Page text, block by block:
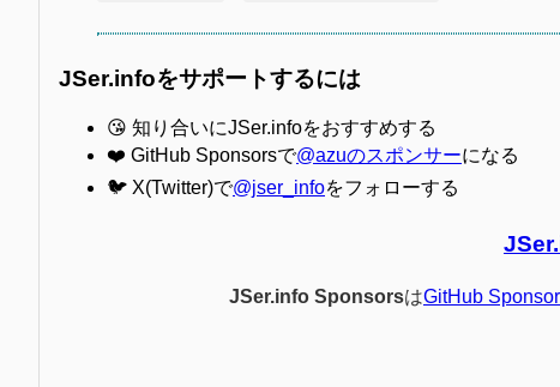
JSer.infoをサポートするには
😘 知り合いにJSer.infoをおすすめする
❤️ GitHub Sponsorsで@azuのスポンサーになる
🐦 X(Twitter)で@jser_infoをフォローする
JSer.info SponsorsはGitHub